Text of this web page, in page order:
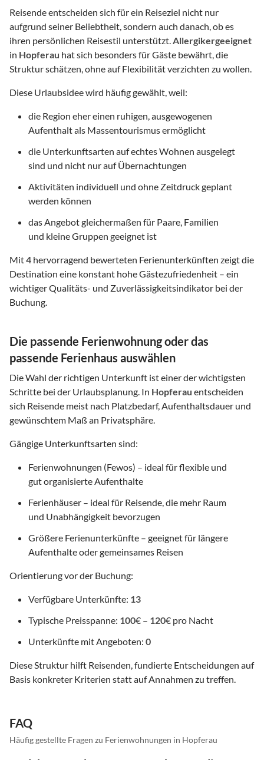
Reisende entscheiden sich für ein Reiseziel nicht nur
aufgrund seiner Beliebtheit, sondern auch danach, ob es
ihren persönlichen Reisestil unterstützt.Allergikergeeignet
in Hopferau hat sich besonders für Gäste bewährt, die
Struktur schätzen, ohne auf Flexibilität verzichten zu wollen.
Diese Urlaubsidee wird häufig gewählt, weil:
die Region eher einen ruhigen, ausgewogenen
Aufenthalt als Massentourismus ermöglicht
die Unterkunftsarten auf echtes Wohnen ausgelegt
sind und nicht nur auf Übernachtungen
Aktivitäten individuell und ohne Zeitdruck geplant
werden können
das Angebot gleichermaßen für Paare, Familien
und kleine Gruppen geeignet ist
Mit4 hervorragend bewerteten Ferienunterkünften zeigt die
Destination eine konstant hohe Gästezufriedenheit – ein
wichtiger Qualitäts- und Zuverlässigkeitsindikator bei der
Buchung.
Die passende Ferienwohnung oder das
passende Ferienhaus auswählen
Die Wahl der richtigen Unterkunft ist einer der wichtigsten
Schritte bei der Urlaubsplanung. In Hopferau entscheiden
sich Reisende meist nach Platzbedarf, Aufenthaltsdauer und
gewünschtem Maß an Privatsphäre.
Gängige Unterkunftsarten sind:
Ferienwohnungen (Fewos) – ideal für flexible und
gut organisierte Aufenthalte
Ferienhäuser – ideal für Reisende, die mehr Raum
und Unabhängigkeit bevorzugen
Größere Ferienunterkünfte – geeignet für längere
Aufenthalte oder gemeinsames Reisen
Orientierung vor der Buchung:
Verfügbare Unterkünfte: 13
Typische Preisspanne: 100€ – 120€ pro Nacht
Unterkünfte mit Angeboten: 0
Diese Struktur hilft Reisenden, fundierte Entscheidungen auf
Basis konkreter Kriterien statt auf Annahmen zu treffen.
FAQ
Häufig gestellte Fragen zu Ferienwohnungen in Hopferau